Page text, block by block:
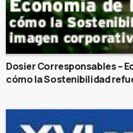
Dosier Corresponsables –
cómo la Sostenibilidad